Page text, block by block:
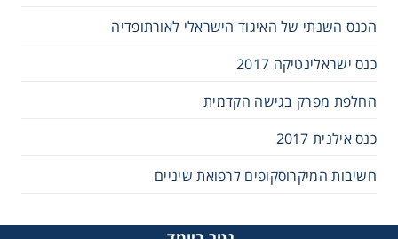
הכנס השנתי של האיגוד הישראלי לאורתופדיה
כנס ישראלינטיקה 2017
החלפת מפרק בגישה הקדמית
כנס אילנית 2017
חשיבות המיקרוסקופים לרפואת שיניים